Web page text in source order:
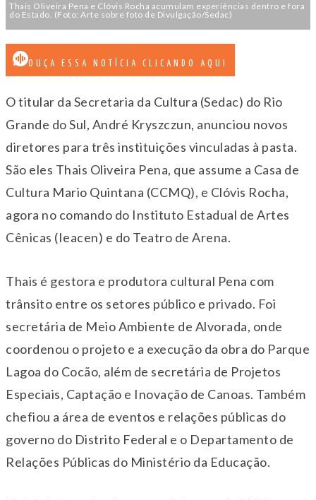
Thais Oliveira Pena e Clóvis Rocha acumulam experiências dentro e fora
do Estado. (Foto: Arte sobre foto de Divulgação/Sedac)
OUÇA ESSA NOTÍCIA CLICANDO AQUI
O titular da Secretaria da Cultura (Sedac) do Rio
Grande do Sul, André Kryszczun, anunciou novos
diretores para três instituições vinculadas à pasta.
São eles Thais Oliveira Pena, que assume a Casa de
Cultura Mario Quintana (CCMQ), e Clóvis Rocha,
agora no comando do Instituto Estadual de Artes
Cênicas (Ieacen) e do Teatro de Arena.
Thais é gestora e produtora cultural Pena com
trânsito entre os setores público e privado. Foi
secretária de Meio Ambiente de Alvorada, onde
coordenou o projeto e a execução da obra do Parque
Lagoa do Cocão, além de secretária de Projetos
Especiais, Captação e Inovação de Canoas. Também
chefiou a área de eventos e relações públicas do
governo do Distrito Federal e o Departamento de
Relações Públicas do Ministério da Educação.